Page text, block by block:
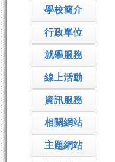
學校簡介
行政單位
就學服務
線上活動
資訊服務
相關網站
主題網站